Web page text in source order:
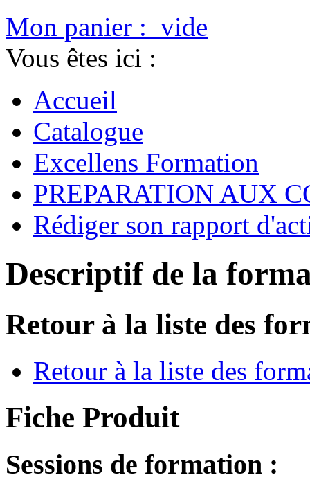
Mon panier : vide
Vous êtes ici :
Accueil
Catalogue
Excellens Formation
PREPARATION AUX
Rédiger son rapport
Descriptif de la
Retour à la liste des
Retour à la liste des
Fiche Produit
Sessions de formation :